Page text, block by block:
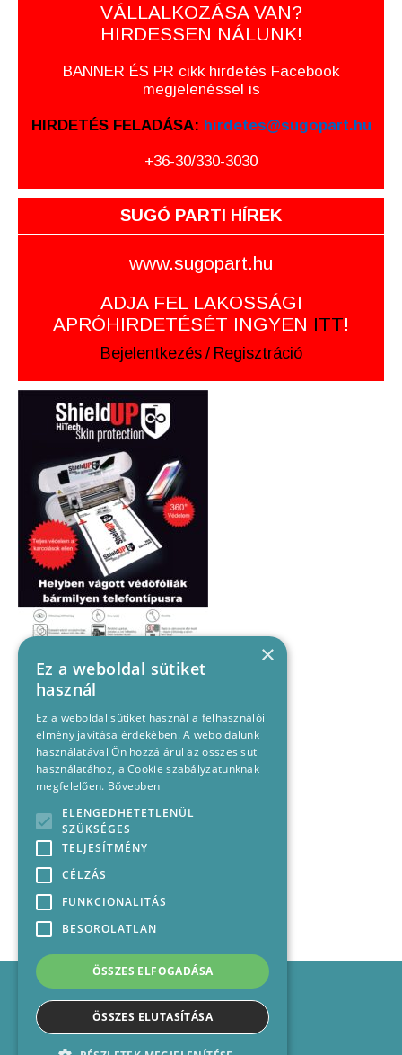
VÁLLALKOZÁSA VAN?
HIRDESSEN NÁLUNK!
BANNER ÉS PR cikk hirdetés Facebook
megjelenéssel is
HIRDETÉS FELADÁSA: hirdetes@sugopart.hu
+36-30/330-3030
SUGÓ PARTI HÍREK
www.sugopart.hu
ADJA FEL LAKOSSÁGI
APRÓHIRDETÉSÉT INGYEN ITT!
Bejelentkezés / Regisztráció
Impresszum
Médiajánlat
Felhasználási feltételek
×
Ez a weboldal sütiket
használ
Ez a weboldal sütiket használ a felhasználói
élmény javítása érdekében. A weboldalunk
használatával Ön hozzájárul az összes süti
használatához, a Cookie szabályzatunknak
megfelelően. Bővebben
ELENGEDHETETLENÜL
SZÜKSÉGES
TELJESÍTMÉNY
CÉLZÁS
FUNKCIONALITÁS
BESOROLATLAN
ÖSSZES ELFOGADÁSA
ÖSSZES ELUTASÍTÁSA